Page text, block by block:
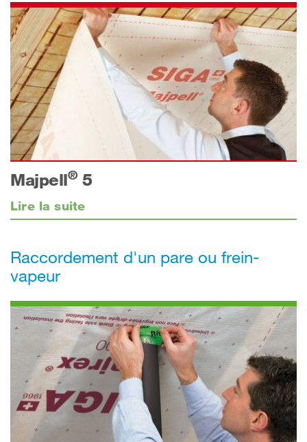
Majpell®5
Lire la suite
Raccordement d'un pare ou frein-
vapeur